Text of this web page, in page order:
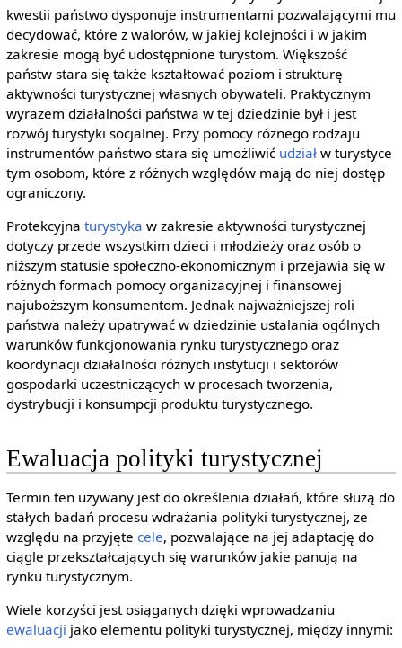
kwestii państwo dysponuje instrumentami pozwalającymi mu
decydować, które z walorów, w jakiej kolejności i w jakim
zakresie mogą być udostępnione turystom. Większość
państw stara się także kształtować poziom i strukturę
aktywności turystycznej własnych obywateli. Praktycznym
wyrazem działalności państwa w tej dziedzinie był i jest
rozwój turystyki socjalnej. Przy pomocy różnego rodzaju
instrumentów państwo stara się umożliwić udziałw turystyce
tym osobom, które z różnych względów mają do niej dostęp
ograniczony.
Protekcyjna turystyka w zakresie aktywności turystycznej
dotyczy przede wszystkim dzieci i młodzieży oraz osób o
niższym statusie społeczno-ekonomicznym i przejawia się w
różnych formach pomocy organizacyjnej i finansowej
najuboższym konsumentom. Jednak najważniejszej roli
państwa należy upatrywać w dziedzinie ustalania ogólnych
warunków funkcjonowania rynku turystycznego oraz
koordynacji działalności różnych instytucji i sektorów
gospodarki uczestniczących w procesach tworzenia,
dystrybucji i konsumpcji produktu turystycznego.
Ewaluacja polityki turystycznej
Termin ten używany jest do określenia działań, które służą do
stałych badań procesu wdrażania polityki turystycznej, ze
względu na przyjęte cele, pozwalające na jej adaptację do
ciągle przekształcających się warunków jakie panują na
rynku turystycznym.
Wiele korzyści jest osiąganych dzięki wprowadzaniu
ewaluacji jako elementu polityki turystycznej, między innymi: